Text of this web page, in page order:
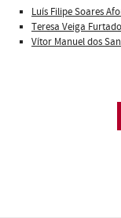
Luís Filipe Soares
Teresa Veiga Furtado
Vítor Manuel dos